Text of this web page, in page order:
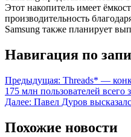
Этот накопитель имеет
производительность
Samsung также планирует
Навигация по
Предыдущая: Threads* —
175 млн пользователей всего
Далее: Павел Дуров
Похожие новости